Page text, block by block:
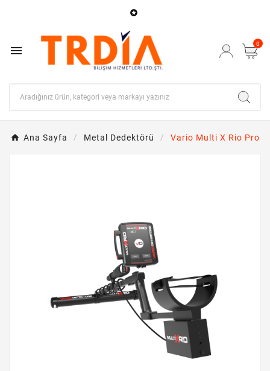

 0
Ana Sayfa Metal Dedektörü Vario Multi X Rio Pro